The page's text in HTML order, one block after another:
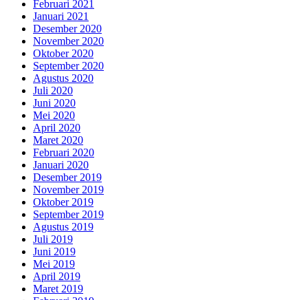
Februari 2021
Januari 2021
Desember 2020
November 2020
Oktober 2020
September 2020
Agustus 2020
Juli 2020
Juni 2020
Mei 2020
April 2020
Maret 2020
Februari 2020
Januari 2020
Desember 2019
November 2019
Oktober 2019
September 2019
Agustus 2019
Juli 2019
Juni 2019
Mei 2019
April 2019
Maret 2019